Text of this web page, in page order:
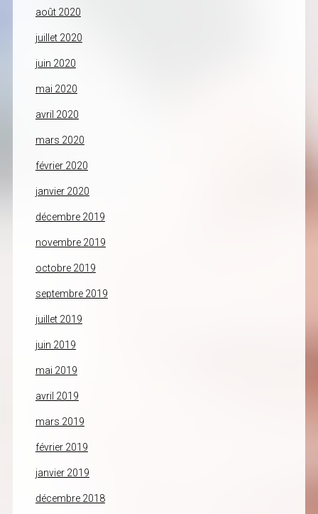
août 2020
juillet 2020
juin 2020
mai 2020
avril 2020
mars 2020
février 2020
janvier 2020
décembre 2019
novembre 2019
octobre 2019
septembre 2019
juillet 2019
juin 2019
mai 2019
avril 2019
mars 2019
février 2019
janvier 2019
décembre 2018